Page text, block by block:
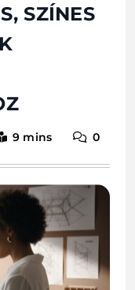
SZÍNES
9 mins 0